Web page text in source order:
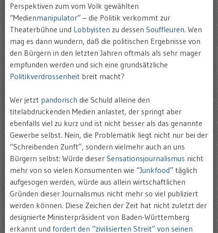
Perspektiven zum vom Volk gewählten
“Medienmanipulator” – die Politik verkommt zur
Theaterbühne und Lobbyisten zu dessen Souffleuren. Wen
mag es dann wundern, daß die politischen Ergebnisse von
den Bürgern in den letzten Jahren oftmals als sehr mager
empfunden werden und sich eine grundsätzliche
Politikverdrossenheit breit macht?
Wer jetzt pandorisch die Schuld alleine den
titelabdruckenden Medien anlastet, der springt aber
ebenfalls viel zu kurz und ist nicht besser als das genannte
Gewerbe selbst. Nein, die Problematik liegt nicht nur bei der
“Schreibenden Zunft”, sondern vielmehr auch an uns
Bürgern selbst: Würde dieser Sensationsjournalismus nicht
mehr von so vielen Konsumenten wie “Junkfood” täglich
aufgesogen werden, würde aus allein wirtschaftlichen
Gründen dieser Journalismus nicht mehr so viel publiziert
werden können. Diese Zeichen der Zeit hat nicht zuletzt der
designierte Ministerpräsident von Baden-Württemberg
erkannt und fordert den “zivilisierten Streit” von seinen